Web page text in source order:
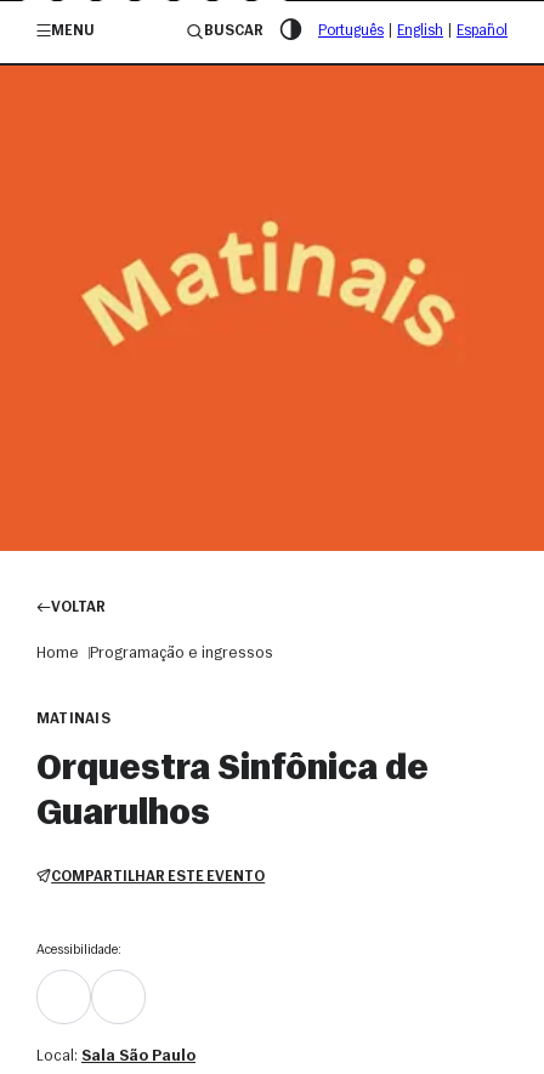
/governosp
MENU
BUSCAR Português English Español
VOLTAR
Home Programação e ingressos
MATINAIS
Orquestra Sinfônica de
Guarulhos
COMPARTILHAR ESTE EVENTO
Acessibilidade:
Local: Sala São Paulo